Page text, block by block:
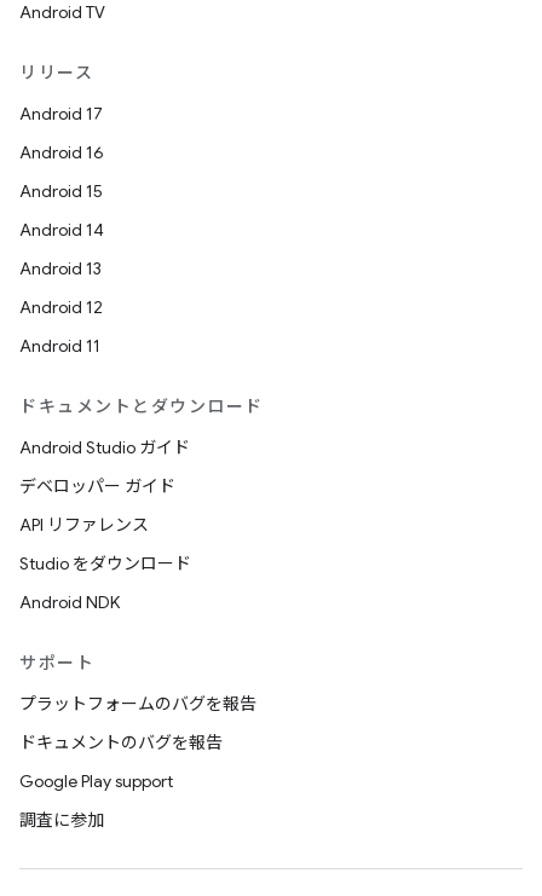
Android TV
リリース
Android 17
Android 16
Android 15
Android 14
Android 13
Android 12
Android 11
ドキュメントとダウンロード
Android Studio ガイド
デベロッパー ガイド
API リファレンス
Studio をダウンロード
Android NDK
サポート
プラットフォームのバグを報告
ドキュメントのバグを報告
Google Play support
調査に参加